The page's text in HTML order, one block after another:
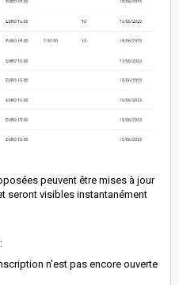
peuvent être mises à jour
seront visibles instantanément
n'est pas encore ouverte